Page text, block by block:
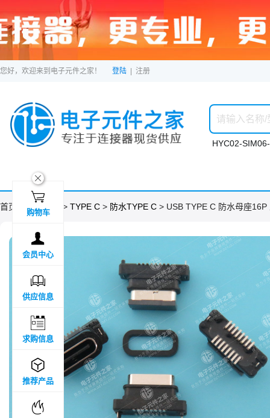
您好，欢迎来到电子元件之家！ 登陆 注册
HYC02-
首页 > 分类目录 > TYPE C > 防水TYPE C > USB TYPE C 防水母座16P
ဆ

购物车

会员中心

供应信息

求购信息

推荐产品
